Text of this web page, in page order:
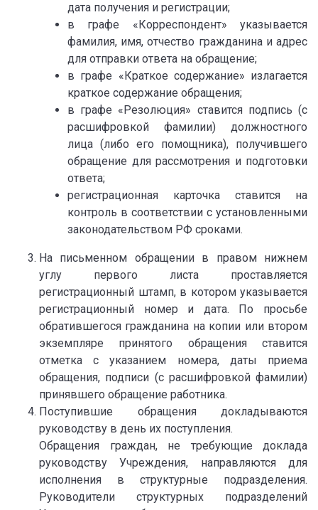
дата получения и регистрации;
в графе «Корреспондент» указывается
фамилия, имя, отчество гражданина и адрес
для отправки ответа на обращение;
в графе «Краткое содержание» излагается
краткое содержание обращения;
в графе «Резолюция» ставится подпись (с
расшифровкой фамилии) должностного
лица (либо его помощника), получившего
обращение для рассмотрения и подготовки
ответа;
регистрационная карточка ставится на
контроль в соответствии с установленными
законодательством РФ сроками.
На письменном обращении в правом нижнем
углу первого листа проставляется
регистрационный штамп, в котором указывается
регистрационный номер и дата. По просьбе
обратившегося гражданина на копии или втором
экземпляре принятого обращения ставится
отметка с указанием номера, даты приема
обращения, подписи (с расшифровкой фамилии)
принявшего обращение работника.
Поступившие обращения докладываются
руководству в день их поступления.
Обращения граждан, не требующие доклада
руководству Учреждения, направляются для
исполнения в структурные подразделения.
Руководители структурных подразделений